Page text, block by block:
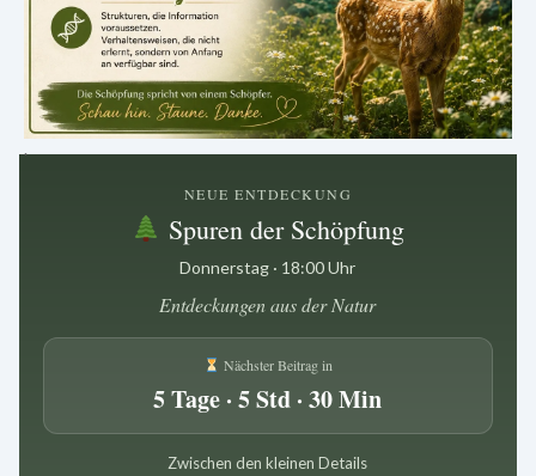
.
NEUE ENTDECKUNG
Spuren der Schöpfung
Donnerstag · 18:00 Uhr
Entdeckungen aus der Natur
Nächster Beitrag in
5 Tage · 5 Std · 30 Min
Zwischen den kleinen Details